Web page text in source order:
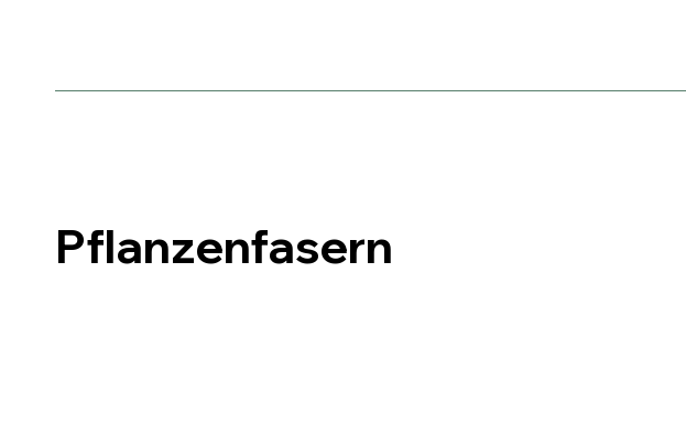
Pflanzenfasern